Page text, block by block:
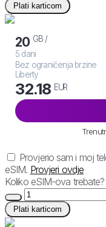
Plati karticom
20 GB /
5 dani
Bez ograničenja brzine
Liberty
32.18 EUR
Provjerio sam i moj
eSIM. Provjeri ovdje
Koliko eSIM-ova trebate?
Plati karticom